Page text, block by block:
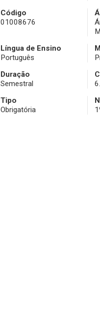
Código
01008676
Língua de Ensino
Português
Duração
Semestral
Tipo
Obrigatória